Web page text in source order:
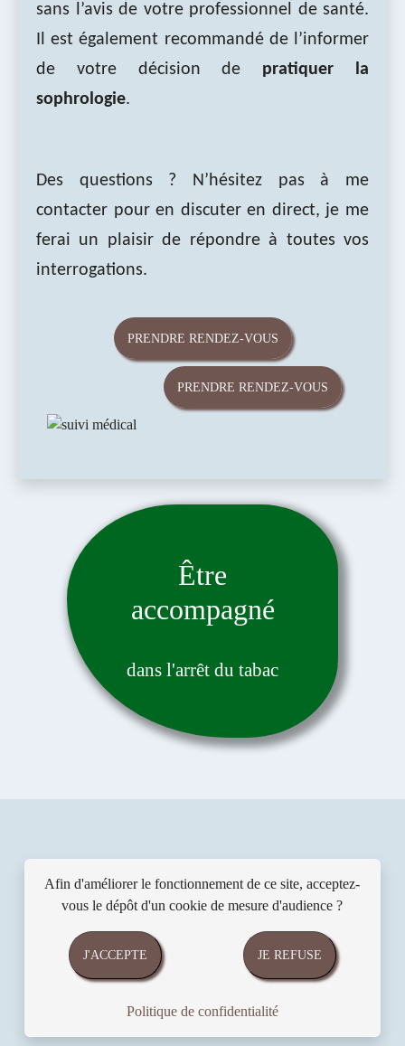
Afin d'améliorer le fonctionnement de ce site, acceptez-
vous le dépôt d'un cookie de mesure d'audience ?
J'ACCEPTE JE REFUSE
Politique de confidentialité
PRENDRE RENDEZ-VOUS
sans l’avis de votre professionnel de santé.
Il est également recommandé de l’informer
de votre décision de pratiquer la
sophrologie.
Des questions ? N’hésitez pas à me
contacter pour en discuter en direct, je me
ferai un plaisir de répondre à toutes vos
interrogations.
PRENDRE RENDEZ-VOUS
Être
accompagné
dans l'arrêt du tabac
Témoignages
Les participants aux
consultations de sophrologie
de Florence Barrier partagent
leur expérience.